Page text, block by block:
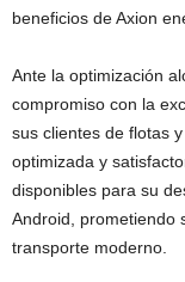
beneficios de Axion
Ante la optimización
compromiso con la
sus clientes de flotas
optimizada y
disponibles para su
Android, prometiendo
transporte moderno.